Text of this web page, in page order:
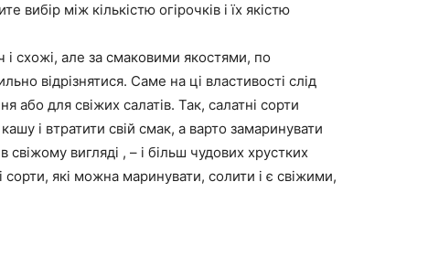
між кількістю огірочків і їх якістю
і схожі, але за смаковими якостями, по
відрізнятися. Саме на ці властивості слід
або для свіжих салатів. Так, салатні сорти
і втратити свій смак, а варто замаринувати
свіжому вигляді , – і більш чудових хрустких
сорти, які можна маринувати, солити і є свіжими,